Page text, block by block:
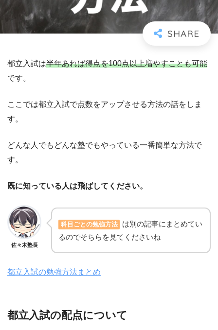
都立入試は半年あれば得点を100点以上増やすことも可能
です。
ここでは都立入試で点数をアップさせる方法の話をしま
す。
どんな人でもどんな塾でもやっている一番簡単な方法で
す。
既に知っている人は飛ばしてください。
佐々木塾長
科目ごとの勉強方法
は別の記事にまとめてい
るのでそちらを見てくださいね
都立入試の勉強方法まとめ
都立入試の配点について